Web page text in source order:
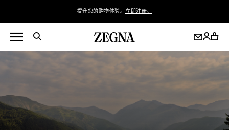
提升您的购物体验。 立即注册。